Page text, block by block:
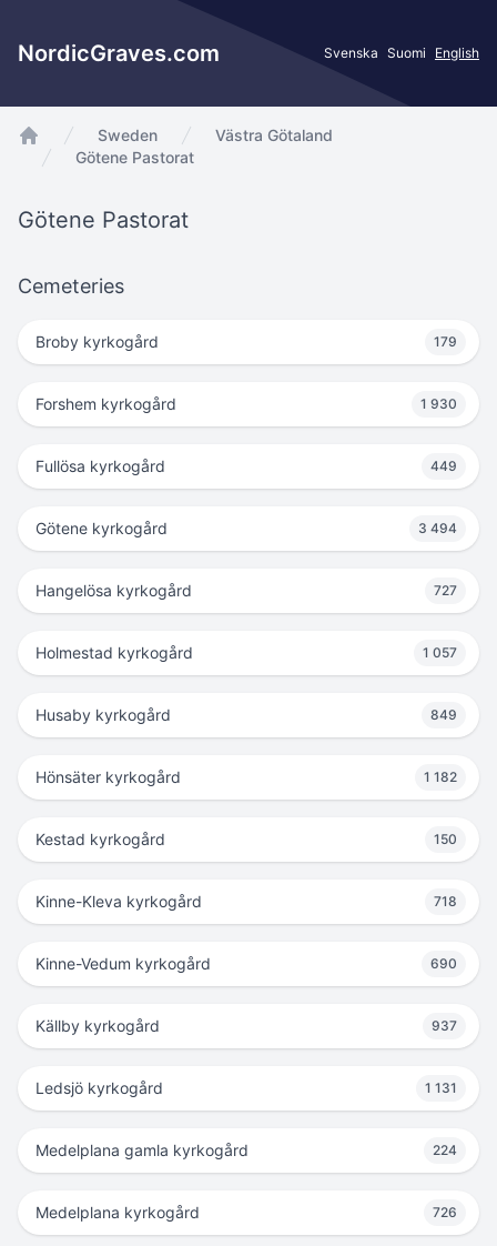
NordicGraves.com Svenska Suomi English
app.Start
Sweden
Västra Götaland
Götene Pastorat
Götene Pastorat
Cemeteries
Broby kyrkogård 179
Forshem kyrkogård 1 930
Fullösa kyrkogård 449
Götene kyrkogård 3 494
Hangelösa kyrkogård 727
Holmestad kyrkogård 1 057
Husaby kyrkogård 849
Hönsäter kyrkogård 1 182
Kestad kyrkogård 150
Kinne-Kleva kyrkogård 718
Kinne-Vedum kyrkogård 690
Källby kyrkogård 937
Ledsjö kyrkogård 1 131
Medelplana gamla kyrkogård 224
Medelplana kyrkogård 726